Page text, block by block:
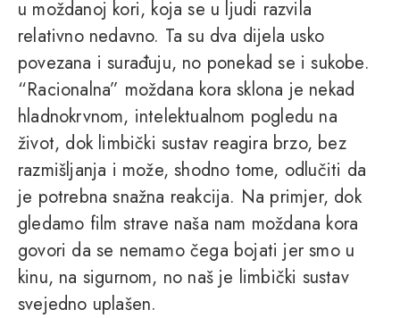
u moždanoj kori, koja se u ljudi razvila
relativno nedavno. Ta su dva dijela usko
povezana i surađuju, no ponekad se i sukobe.
“Racionalna” moždana kora sklona je nekad
hladnokrvnom, intelektualnom pogledu na
život, dok limbički sustav reagira brzo, bez
razmišljanja i može, shodno tome, odlučiti da
je potrebna snažna reakcija. Na primjer, dok
gledamo film strave naša nam moždana kora
govori da se nemamo čega bojati jer smo u
kinu, na sigurnom, no naš je limbički sustav
svejedno uplašen.